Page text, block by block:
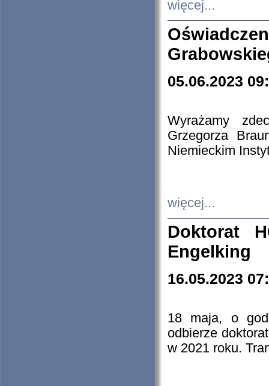
więcej...
05.06.2023
Wyrażamy
Grzegorza
Niemieckim
więcej...
Doktorat
Engelking
16.05.2023
18 maja, o
odbierze
w 2021 roku.